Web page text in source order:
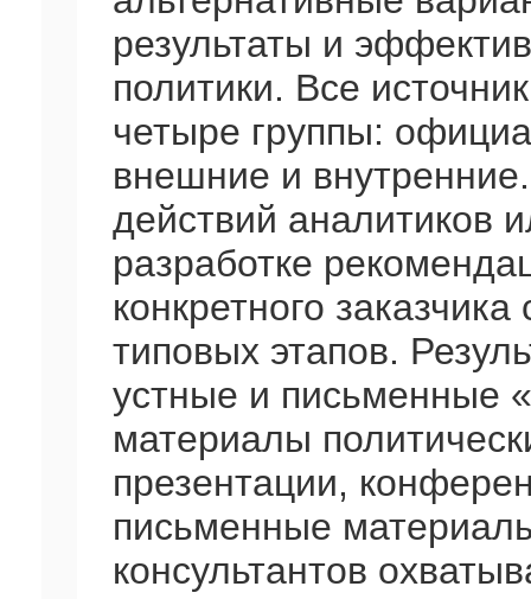
результаты и
политики. Все
четыре группы:
внешние и
действий аналитиков
разработке
конкретного
типовых этапов.
устные и письменные
материалы
презентации,
письменные
консультантов